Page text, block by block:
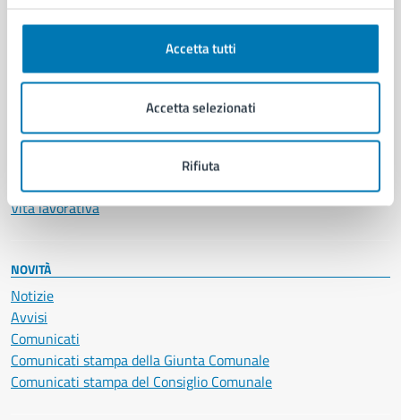
Accetta tutti
Accetta selezionati
Rifiuta
Documenti e certificati
Educazione e formazione
Imprese e commercio
Salute, benessere e assistenza
Servizi Cimiteriali
Vita lavorativa
NOVITÀ
Notizie
Avvisi
Comunicati
Comunicati stampa della Giunta Comunale
Comunicati stampa del Consiglio Comunale